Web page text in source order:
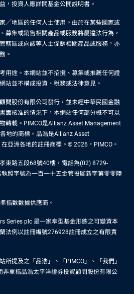
，投資人應詳閱基金公開說明書。
／地區的任何人士使用。由於在某些國家或
募集或銷售相關產品或服務將屬違法行為，
轄區或向該等人士促銷相關產品或服務，亦
。
用途。本網站並不招攬、募集或推薦任何證
站並不構成投資、稅務或法律意見。
問股份有限公司發行，並未經中華民國金融
面核准的情況下，本網站任何部分概不可以
轉載。PIMCO是Allianz Asset Management
地的商標。品浩是Allianz Asset
亞洲各地的註冊商標。© 2026，PIMCO。
東路五段68號40樓，電話為(02) 8729-
照字號為一百一十五金管投顧新字第零零陸
指數數據供應商。
Series plc 是一家傘型基金形態之可變資本
法例以註冊編號276928註冊成立之有限責
所提及之「品浩」、「PIMCO」、「我們」
非單指品浩太平洋證券投資顧問股份有限公